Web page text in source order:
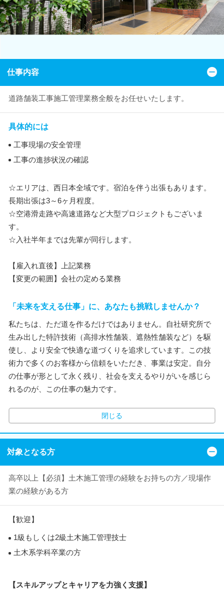
仕事内容
道路舗装工事施工管理業務全般をお任せいたします。
具体的には
工事現場の安全管理
工事の進捗状況の確認
☆エリアは、西日本全域です。宿泊を伴う出張もあります。
長期出張は3～6ヶ月程度。
☆空港滑走路や高速道路など大型プロジェクトもございま
す。
☆入社半年までは先輩が同行します。
【雇入れ直後】上記業務
【変更の範囲】会社の定める業務
「未来を支える仕事」に、あなたも挑戦しませんか？
私たちは、ただ道を作るだけではありません。自社研究所で
生み出した特許技術（高排水性舗装、遮熱性舗装など）を駆
使し、より安全で快適な道づくりを追求しています。この技
術力で多くのお客様から信頼をいただき、事業は安定。自分
の仕事が形として永く残り、社会を支えるやりがいを感じら
れるのが、この仕事の魅力です。
閉じる
対象となる方
高卒以上【必須】土木施工管理の経験をお持ちの方／現場作
業の経験がある方
【歓迎】
1級もしくは2級土木施工管理技士
土木系学科卒業の方
【スキルアップとキャリアを力強く支援】